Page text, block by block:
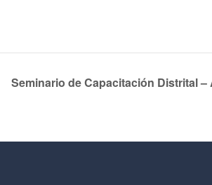
Seminario de Capacitación Distrital